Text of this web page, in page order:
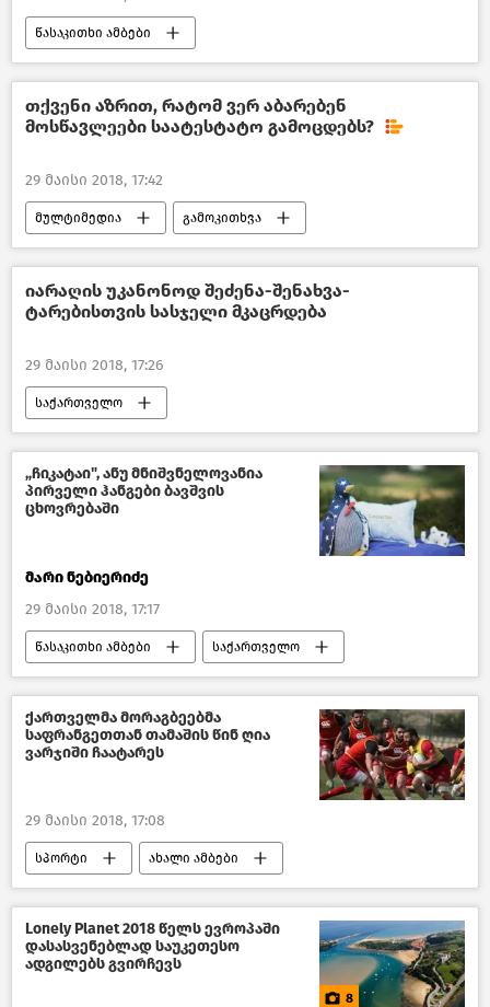
წასაკითხი ამბები
საინტერესო ადამიანები საქართველო
თქვენი აზრით, რატომ ვერ აბარებენ
მოსწავლეები საატესტატო გამოცდებს?
29 მაისი 2018, 17:42
მულტიმედია გამოკითხვა
ინტერაქტივი
იარაღის უკანონოდ შეძენა-შენახვა-
ტარებისთვის სასჯელი მკაცრდება
29 მაისი 2018, 17:26
საქართველო
„ჩიკატაი", ანუ მნიშვნელოვანია
პირველი ჰანგები ბავშვის
ცხოვრებაში
მარი ნებიერიძე
29 მაისი 2018, 17:17
წასაკითხი ამბები საქართველო
ქართველმა მორაგბეებმა
საფრანგეთთან თამაშის წინ ღია
ვარჯიში ჩაატარეს
29 მაისი 2018, 17:08
სპორტი ახალი ამბები
სპორტი და საქართველო 2018
საქართველო
Lonely Planet 2018 წელს ევროპაში
დასასვენებლად საუკეთესო
ადგილებს გვირჩევს
8